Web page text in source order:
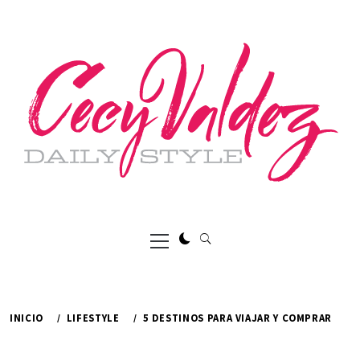
Menú
principal
INICIO LIFESTYLE 5 DESTINOS PARA VIAJAR Y COMPRAR